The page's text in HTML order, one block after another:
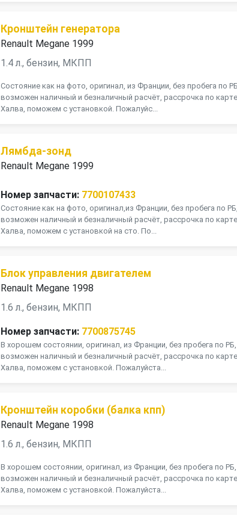
Кронштейн генератора
Renault Megane 1999
1.4 л., бензин, МКПП
Состояние как на фото, оригинал, из Франции, без пробега по
возможен наличный и безналичный расчёт, рассрочка по карте
Халва, поможем с установкой. Пожалуйс...
Лямбда-зонд
Renault Megane 1999
Номер запчасти: 7700107433
Состояние как на фото, оригинал,из Франции, без пробега по РБ,
возможен наличный и безналичный расчёт, рассрочка по карте
Халва, поможем с установкой на сто. По...
Блок управления двигателем
Renault Megane 1998
1.6 л., бензин, МКПП
Номер запчасти: 7700875745
В хорошем состоянии, оригинал, из Франции, без пробега по РБ,
возможен наличный и безналичный расчёт, рассрочка по карте
Халва, поможем с установкой. Пожалуйста...
Кронштейн коробки (балка кпп)
Renault Megane 1998
1.6 л., бензин, МКПП
В хорошем состоянии, оригинал, из Франции, без пробега по РБ,
возможен наличный и безналичный расчёт, рассрочка по карте
Халва, поможем с установкой. Пожалуйста...